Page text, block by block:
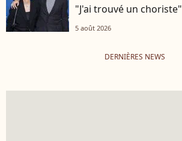
"J'ai trouvé un choriste"
5 août 2026
DERNIÈRES NEWS